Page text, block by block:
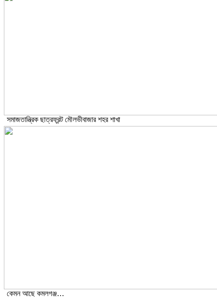
সমাজতান্ত্রিক ছাত্রফ্রন্ট মৌলভীবাজার শহর শাখা
কেমন আছে কমলগঞ্জ…